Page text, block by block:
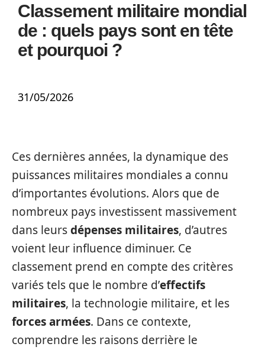
Classement militaire mondial
de : quels pays sont en tête
et pourquoi ?
31/05/2026
Ces dernières années, la dynamique des
puissances militaires mondiales a connu
d’importantes évolutions. Alors que de
nombreux pays investissent massivement
dans leursdépenses militaires, d’autres
voient leur influence diminuer. Ce
classement prend en compte des critères
variés tels que le nombre d’effectifs
militaires, la technologie militaire, et les
forces armées. Dans ce contexte,
comprendre les raisons derrière le